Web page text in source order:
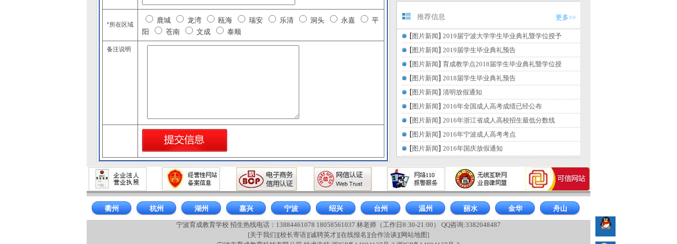
*所在区域
鹿城 龙湾 瓯海 瑞安 乐清 洞头 永嘉
平
阳
苍南 文成 泰顺
备注说明
推荐信息 更多>>
[图片新闻] 2019届宁波大学学生毕业典礼暨学位授予
[图片新闻] 2019届学生毕业典礼预告
[图片新闻] 育成教学点2018届学生毕业典礼暨学位授
[图片新闻] 2018届学生毕业典礼预告
[图片新闻] 清明放假通知
[图片新闻] 2016年全国成人高考成绩已经公布
[图片新闻] 2016年浙江省成人高校招生最低分数线
[图片新闻] 2016年宁波成人高考考点
[图片新闻] 2016年国庆放假通知
衢州 杭州 湖州 嘉兴 宁波 绍兴 台州 温州 丽水 金华 舟山
宁波育成教育学校 招生热线电话：13884461078 18058561037 林老师（工作日8:30-21:00） QQ咨询:3382048487
[关于我们][校长寄语][诚聘英才][在线报名][合作洽谈][网站地图]